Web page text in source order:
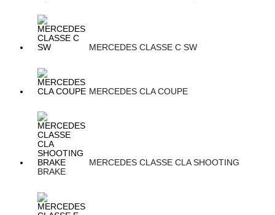
MERCEDES CLASSE C SW
MERCEDES CLA COUPE
MERCEDES CLASSE CLA SHOOTING
BRAKE